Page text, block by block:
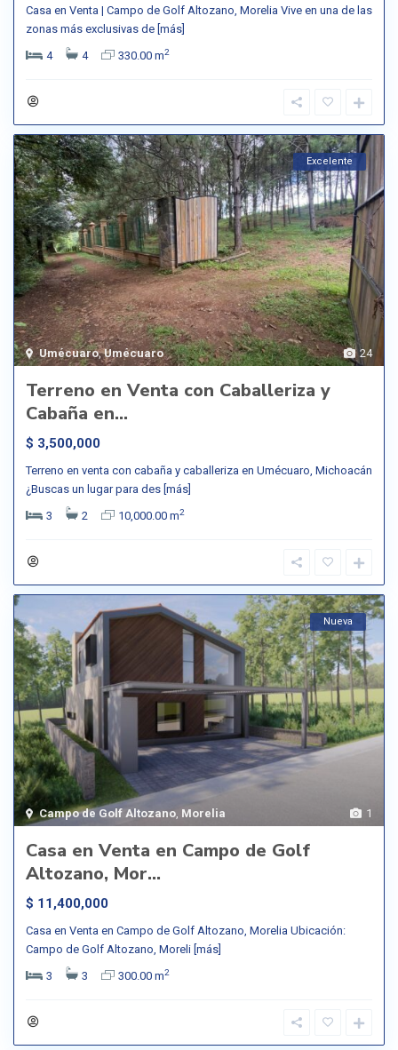
Casa en Venta | Campo de Golf Altozano, Morelia Vive en una de las
zonas más exclusivas de [más]
4
4 330.00 m2
24
Umécuaro,Umécuaro
Excelente
Terreno en Venta con Caballeriza y
Cabaña en...
$ 3,500,000
Terreno en venta con cabaña y caballeriza en Umécuaro, Michoacán
¿Buscas un lugar para des [más]
3
2 10,000.00 m2
1
Campo de Golf Altozano, Morelia
Nueva
Casa en Venta en Campo de Golf
Altozano, Mor...
$ 11,400,000
Casa en Venta en Campo de Golf Altozano, Morelia Ubicación:
Campo de Golf Altozano, Moreli [más]
3
3 300.00 m2